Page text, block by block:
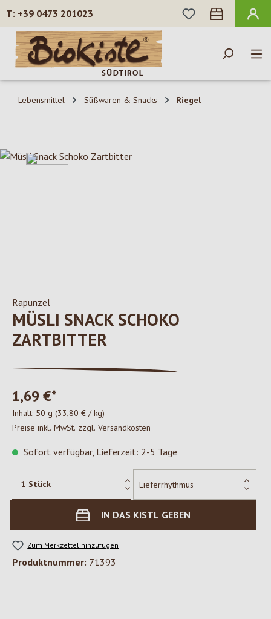
Zum Hauptinhalt springen
+39 0473 201023
DU HAST 0
Lebensmittel Süßwaren & Snacks Riegel
Bildergalerie überspringen
Rapunzel
MÜSLI SNACK SCHOKO
ZARTBITTER
1,69 €*
Inhalt: 50 g (33,80 € / kg)
Preise inkl. MwSt. zzgl. Versandkosten
Sofort verfügbar, Lieferzeit: 2-5 Tage
IN DAS KISTL GEBEN
Zum Merkzettel hinzufügen
Produktnummer: 71393